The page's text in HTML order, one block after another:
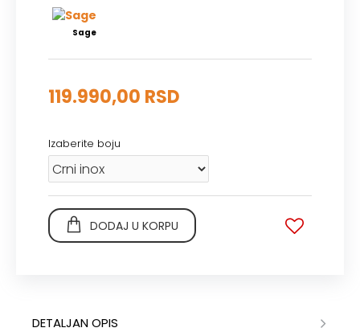
Sage
119.990,00 RSD
Izaberite boju
DODAJ U KORPU
DETALJAN OPIS